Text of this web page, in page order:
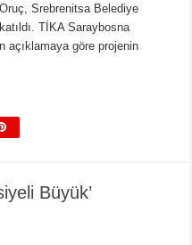
Srebrenitsa Belediye
TİKA Saraybosna
açıklamaya göre projenin
Büyük’